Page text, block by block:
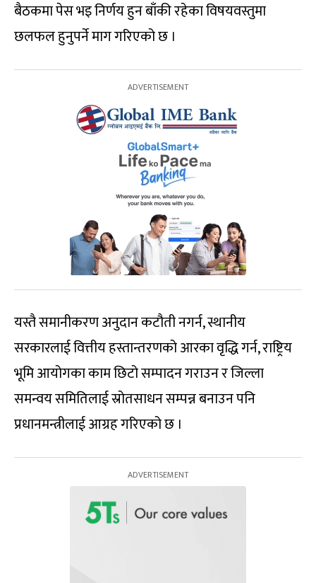
बैठकमा पेस भइ निर्णय हुन बाँकी रहेका विषयवस्तुमा
छलफल हुनुपर्ने माग गरिएको छ ।
यस्तै समानीकरण अनुदान कटौती नगर्न, स्थानीय
सरकारलाई वित्तीय हस्तान्तरणको आरका वृद्धि गर्न, राष्ट्रिय
भूमि आयोगका काम छिटो सम्पादन गराउन र जिल्ला
समन्वय समितिलाई स्रोतसाधन सम्पन्न बनाउन पनि
प्रधानमन्त्रीलाई आग्रह गरिएको छ ।